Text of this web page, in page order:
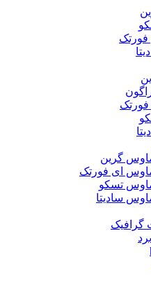
فورتک
گرین
ای فورتک
تسکو
سادیتا
گرافیک